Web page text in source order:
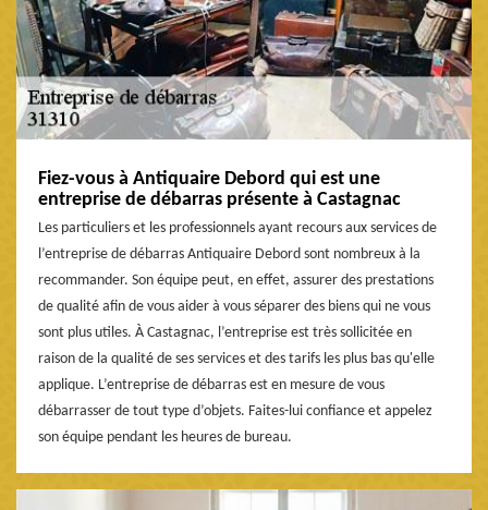
Fiez-vous à Antiquaire Debord qui est une
entreprise de débarras présente à Castagnac
Les particuliers et les professionnels ayant recours aux services de
l’entreprise de débarras Antiquaire Debord sont nombreux à la
recommander. Son équipe peut, en effet, assurer des prestations
de qualité afin de vous aider à vous séparer des biens qui ne vous
sont plus utiles. À Castagnac, l’entreprise est très sollicitée en
raison de la qualité de ses services et des tarifs les plus bas qu'elle
applique. L’entreprise de débarras est en mesure de vous
débarrasser de tout type d’objets. Faites-lui confiance et appelez
son équipe pendant les heures de bureau.